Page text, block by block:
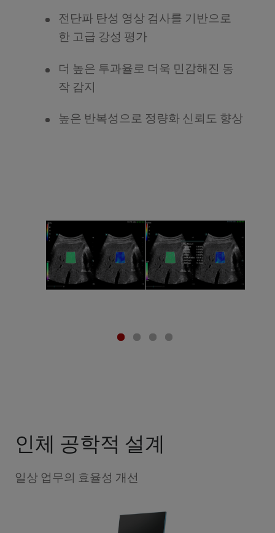
전단파 탄성 영상 검사를 기반으로
한 고급 강성 평가
더 높은 투과율로 더욱 민감해진 동
작 감지
높은 반복성으로 정량화 신뢰도 향상
인체 공학적 설계
일상 업무의 효율성 개선